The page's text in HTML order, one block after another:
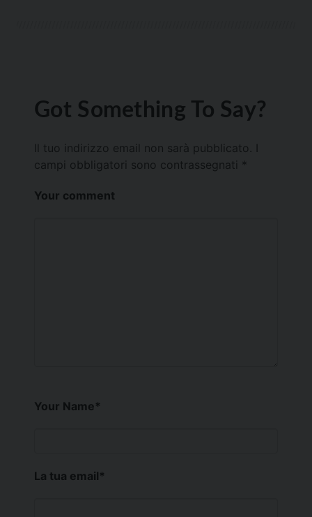
Got Something To Say?
Il tuo indirizzo email non sarà pubblicato.
campi obbligatori sono contrassegnati *
Your comment
Your Name*
La tua email*